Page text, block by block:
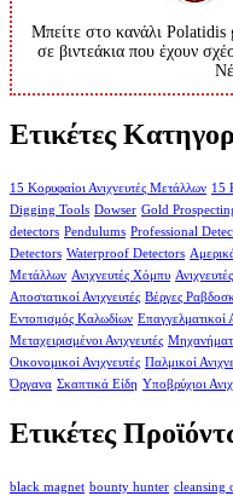
Μπείτε στο κανάλι Polatidis
σε βιντεάκια που έχουν
Ετικέτες
15 Κορυφαίοι Ανιχνευτές Μετάλλων 15
Digging Tools Dowser Gold
detectors Pendulums Professional
Detectors Waterproof Detectors
Μετάλλων Ανιχνευτές Χόμπυ
Αποστατικοί Ανιχνευτές Βέργες
Εντοπισμός Καλωδίων Επαγγελματικοί
Μεταχειρισμένοι Ανιχνευτές
Οικονομικοί Ανιχνευτές Παλμικοί
Όργανα Σκαπτικά Είδη Υποβρύχιοι
Ετικέτες
black magnet bounty hunter cleansing